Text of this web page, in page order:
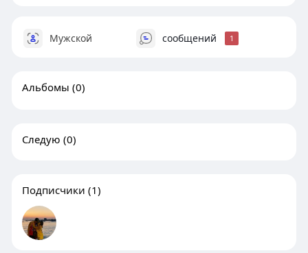
Мужской сообщений 1
Альбомы (0)
Следую (0)
Подписчики (1)